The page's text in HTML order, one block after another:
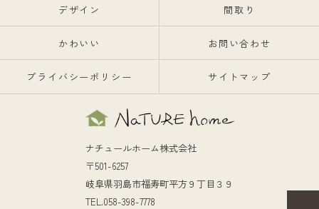
デザイン 間取り
かわいい お問い合わせ
プライバシーポリシー サイトマップ
ナチュールホーム株式会社
〒501-6257
岐阜県羽島市福寿町平方９丁目３９
TEL.058-398-7778